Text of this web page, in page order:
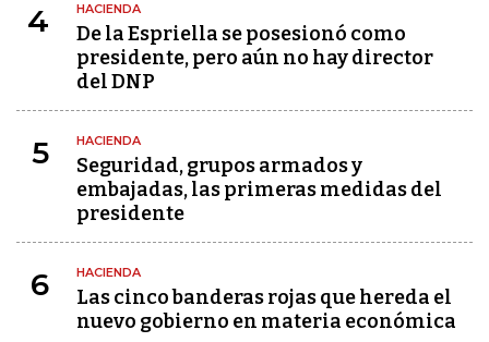
4 HACIENDA
De la Espriella se posesionó como
presidente, pero aún no hay director
del DNP
5 HACIENDA
Seguridad, grupos armados y
embajadas, las primeras medidas del
presidente
6 HACIENDA
Las cinco banderas rojas que hereda el
nuevo gobierno en materia económica